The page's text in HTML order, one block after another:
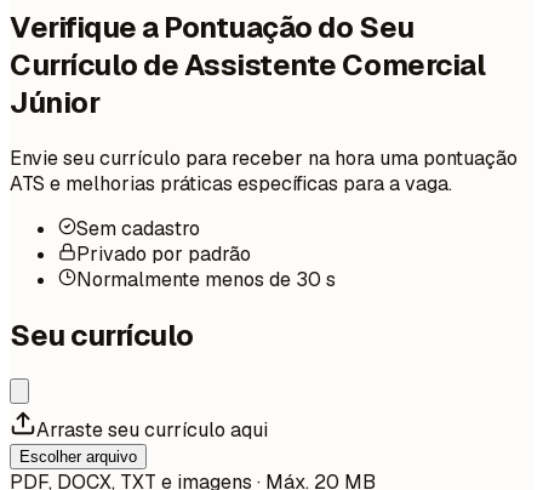
Verifique a Pontuação do Seu
Currículo de Assistente Comercial
Júnior
Envie seu currículo para receber na hora uma pontuação
ATS e melhorias práticas específicas para a vaga.
Sem cadastro
Privado por padrão
Normalmente menos de 30 s
Seu currículo
Arraste seu currículo aqui
Escolher arquivo
PDF, DOCX, TXT e imagens · Máx. 20 MB